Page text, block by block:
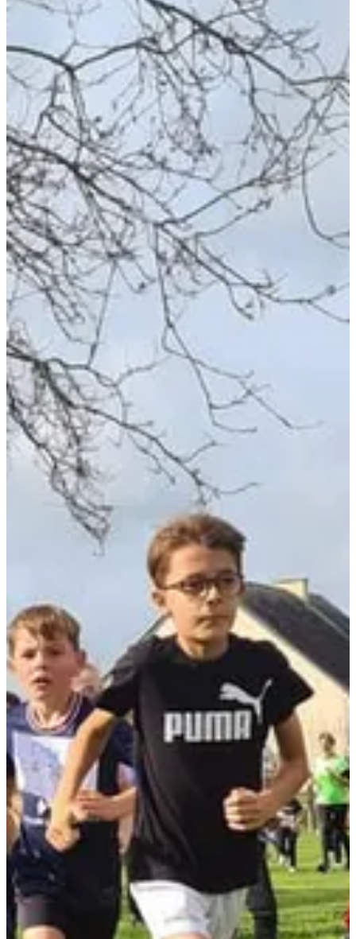
Saint-Pierre-des-Landes
53 - Mayenne
Rejoins-nous pour le trail des Automnales à Saint-Pierre-des-
Landes, au cœur de
la Mayenne ! 🍂🌟
Ici, pas de grand spectacle, juste l'essence même de la course : une
ambiance conviviale avec près de 150 coureurs partageant le même
goût pour le plein air. Tu courras sur des chemins peu fréquentés,
entouré par la nature, et tu feras le plein d'énergie grâce à des
ravitaillements garnis d'eau et de fruits secs.
Courses
sam. 17 octobre 2026
Trail 11 km
+200
m
22:00
Trail
Trail découverte
Dates d'inscription
Pas encore communiquées
Plus d'info
Plus d'info
Trail 22 km
22 km
+300 m
Trail
Trail court